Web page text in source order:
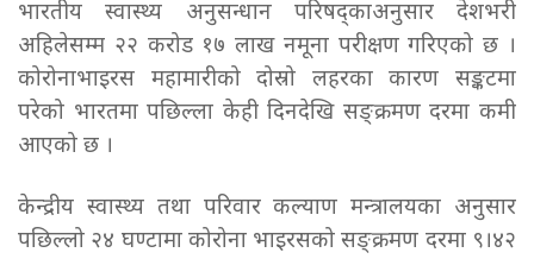
भारतीय स्वास्थ्य अनुसन्धान परिषद्काअनुसार देशभरी
अहिलेसम्म २२ करोड १७ लाख नमूना परीक्षण गरिएको छ ।
कोरोनाभाइरस महामारीको दोस्रो लहरका कारण सङ्कटमा
परेको भारतमा पछिल्ला केही दिनदेखि सङ्क्रमण दरमा कमी
आएको छ ।
केन्द्रीय स्वास्थ्य तथा परिवार कल्याण मन्त्रालयका अनुसार
पछिल्लो २४ घण्टामा कोरोना भाइरसको सङ्क्रमण दरमा ९।४२